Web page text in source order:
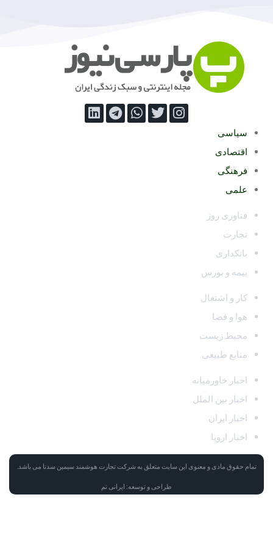
سیاسی
اقتصادی
فرهنگی
علمی
فناوری روز
تجارت
بانکداری
بیمه و بورس
کار و اشتغال
هوا و فضا
محیط زیست
منابع طبیعی
اخبار خاورمیانه
اخبار بین الملل
اخبار ایران
اخبار اروپا
تمام حقوق مادی و معنوی این سایت متعلق بهشرکت تجارت هوشمند سیمین سدنا می باشد.
طراحی و توسعه: ایرانی تم